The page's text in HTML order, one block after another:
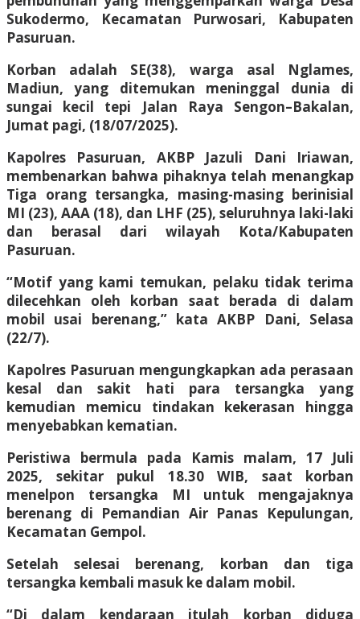
Sukodermo, Kecamatan Purwosari, Kabupaten
Pasuruan.
Korban adalah SE(38), warga asal Nglames,
Madiun, yang ditemukan meninggal dunia di
sungai kecil tepi Jalan Raya Sengon–Bakalan,
Jumat pagi, (18/07/2025).
Kapolres Pasuruan, AKBP Jazuli Dani Iriawan,
membenarkan bahwa pihaknya telah menangkap
Tiga orang tersangka, masing-masing berinisial
MI (23), AAA (18), dan LHF (25), seluruhnya laki-laki
dan berasal dari wilayah Kota/Kabupaten
Pasuruan.
“Motif yang kami temukan, pelaku tidak terima
dilecehkan oleh korban saat berada di dalam
mobil usai berenang,” kata AKBP Dani, Selasa
(22/7).
Kapolres Pasuruan mengungkapkan ada perasaan
kesal dan sakit hati para tersangka yang
kemudian memicu tindakan kekerasan hingga
menyebabkan kematian.
Peristiwa bermula pada Kamis malam, 17 Juli
2025, sekitar pukul 18.30 WIB, saat korban
menelpon tersangka MI untuk mengajaknya
berenang di Pemandian Air Panas Kepulungan,
Kecamatan Gempol.
Setelah selesai berenang, korban dan tiga
tersangka kembali masuk ke dalam mobil.
“Di dalam kendaraan itulah korban diduga